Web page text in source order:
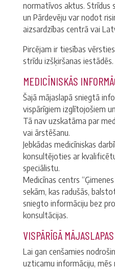
normatīvos aktus. Strīdus
un Pārdevēju var nodot
aizsardzības centrā vai
Pircējam ir tiesības
strīdu izšķiršanas iestādēs.
MEDICĪNISKĀS
Šajā mājaslapā sniegtā
vispārīgiem izglītojošiem
Tā nav uzskatāma par
vai ārstēšanu.
Jebkādas medicīniskas
konsultējoties ar
speciālistu.
Medicīnas centrs
sekām, kas radušās,
sniegto informāciju bez
konsultācijas.
VISPĀRĪGĀ
Lai gan cenšamies
uzticamu informāciju, mēs